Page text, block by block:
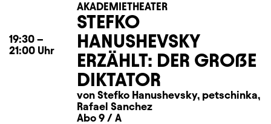
19:30 –
21:00 Uhr
AKADEMIETHEATER
STEFKO
HANUSHEVSKY
ERZÄHLT: DER GROẞE
DIKTATOR
von Stefko Hanushevsky, petschinka,
Rafael Sanchez
Abo 9 / A